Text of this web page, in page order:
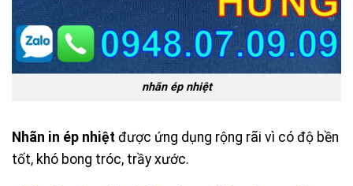
nhãn ép nhiệt
Nhãn in ép nhiệt được ứng dụng rộng rãi vì có độ bền
tốt, khó bong tróc, trầy xước.